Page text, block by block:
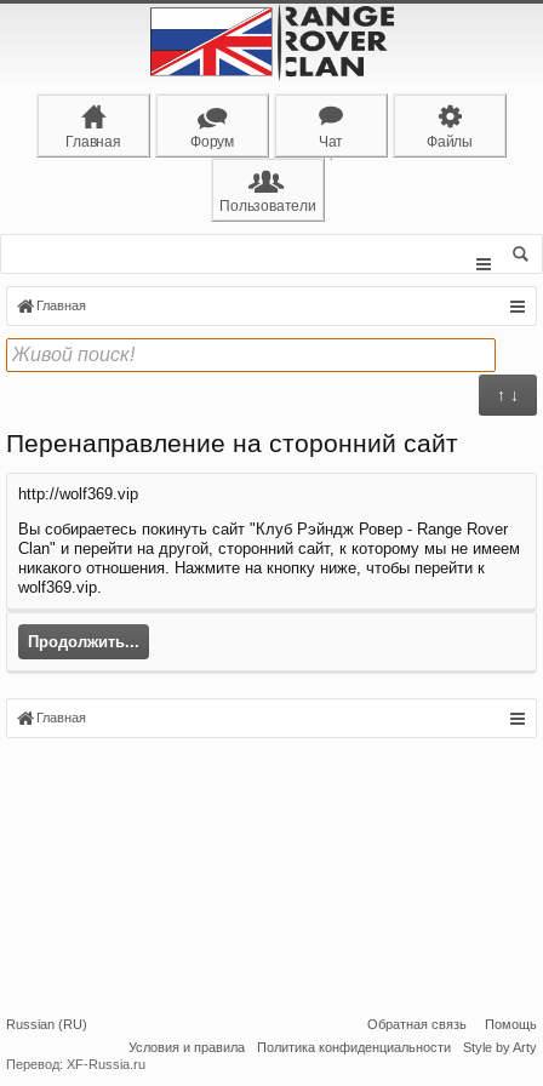
Главная Форум Чат Файлы
Пользователи
Главная
↑ ↓
Перенаправление на сторонний сайт
http://wolf369.vip
Вы собираетесь покинуть сайт "Клуб Рэйндж Ровер - Range Rover
Clan" и перейти на другой, сторонний сайт, к которому мы не имеем
никакого отношения. Нажмите на кнопку ниже, чтобы перейти к
wolf369.vip.
Продолжить...
Главная
Russian (RU) Обратная связь
Помощь
Условия и правила
Политика конфиденциальности
Style by Arty
Перевод: XF-Russia.ru